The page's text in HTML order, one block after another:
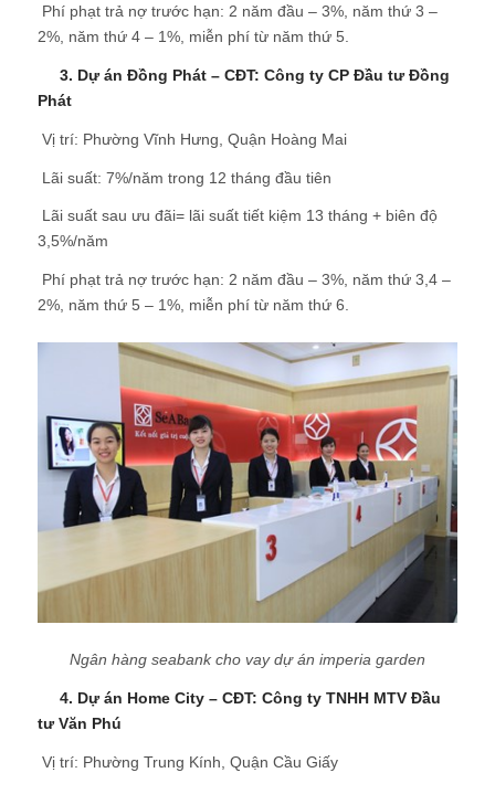
 Phí phạt trả nợ trước hạn: 2 năm đầu – 3%, năm thứ 3 –
2%, năm thứ 4 – 1%, miễn phí từ năm thứ 5.
3. Dự án Đồng Phát – CĐT: Công ty CP Đầu tư Đồng
Phát
 Vị trí: Phường Vĩnh Hưng, Quận Hoàng Mai
 Lãi suất: 7%/năm trong 12 tháng đầu tiên
 Lãi suất sau ưu đãi= lãi suất tiết kiệm 13 tháng + biên độ
3,5%/năm
 Phí phạt trả nợ trước hạn: 2 năm đầu – 3%, năm thứ 3,4 –
2%, năm thứ 5 – 1%, miễn phí từ năm thứ 6.
Ngân hàng seabank cho vay dự án imperia garden
4. Dự án Home City – CĐT: Công ty TNHH MTV Đầu
tư Văn Phú
 Vị trí: Phường Trung Kính, Quận Cầu Giấy